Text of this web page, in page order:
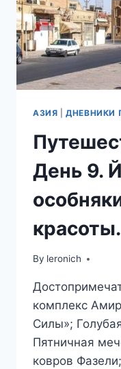
АЗИЯ |ДНЕВНИКИ
День 9.
красоты.
By leronich
комплекс
Силы»;
Пятничная
ковров